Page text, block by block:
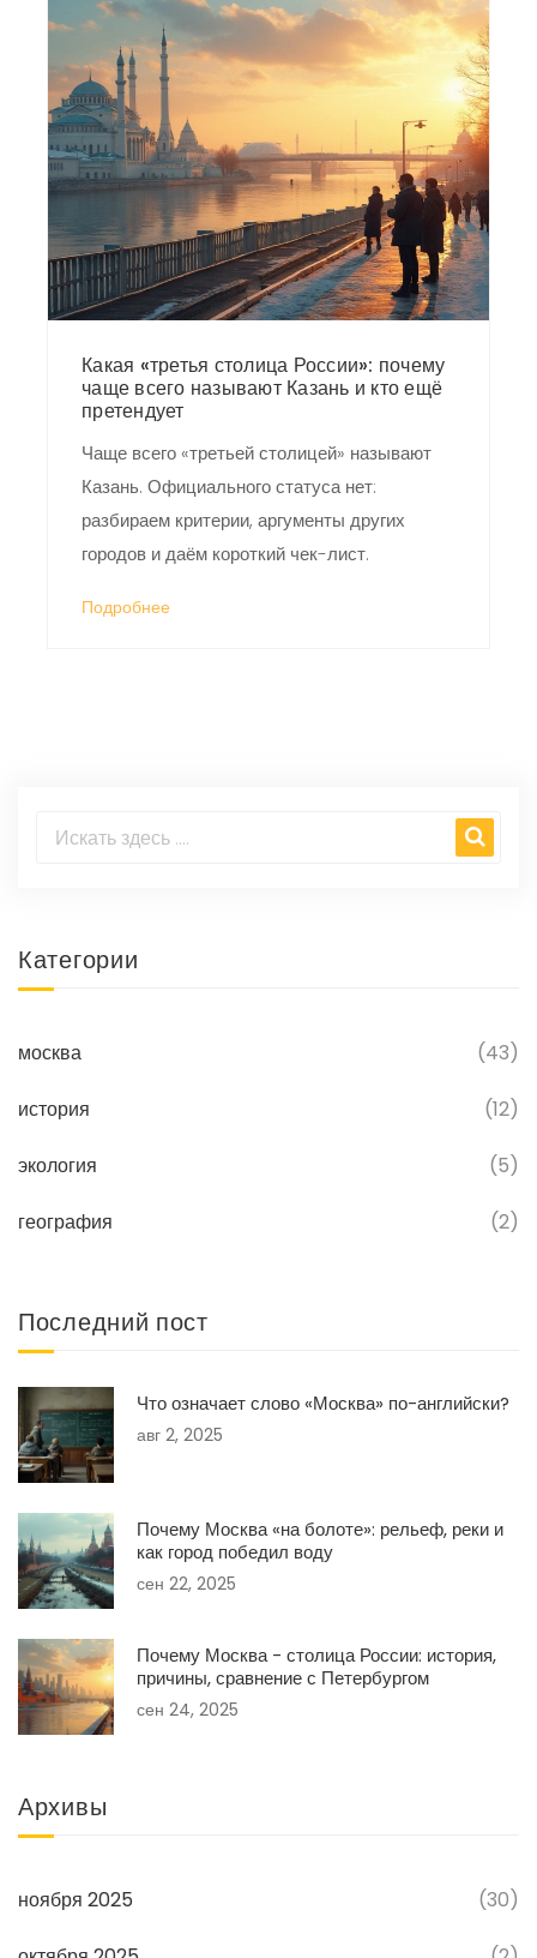
Какая «третья столица России»: почему
чаще всего называют Казань и кто ещё
претендует
Чаще всего «третьей столицей» называют
Казань. Официального статуса нет:
разбираем критерии, аргументы других
городов и даём короткий чек-лист.
Подробнее
Категории
москва (43)
история (12)
экология (5)
география (2)
Последний пост
Что означает слово «Москва» по-английски?
авг 2, 2025
Почему Москва «на болоте»: рельеф, реки и
как город победил воду
сен 22, 2025
Почему Москва - столица России: история,
причины, сравнение с Петербургом
сен 24, 2025
Архивы
ноября 2025 (30)